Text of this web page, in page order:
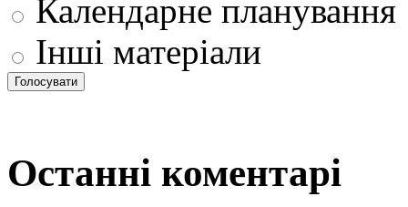
Календарне планування
Інші матеріали
Останні коментарі